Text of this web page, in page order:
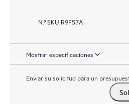
N.º SKU R9F57A
Mostrar especificaciones
Enviar su solicitud para un